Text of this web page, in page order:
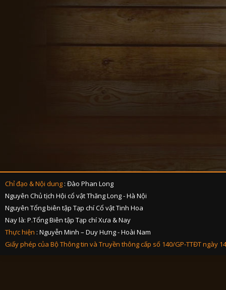
Chỉ đạo & Nội dung : Đào Phan Long
Nguyên Chủ tịch Hội cổ vật Thăng Long - Hà Nội
Nguyên Tổng biên tập Tạp chí Cổ vật Tinh Hoa
Nay là: P.Tổng Biên tập Tạp chí Xưa & Nay
Thực hiện : Nguyễn Minh – Duy Hưng - Hoài Nam
Giấy phép của Bộ Thông tin và Truyền thông cấp số 140/GP-TTĐT ngày